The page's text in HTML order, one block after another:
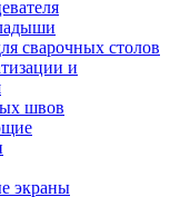
сварочных столов
и
швов
экраны